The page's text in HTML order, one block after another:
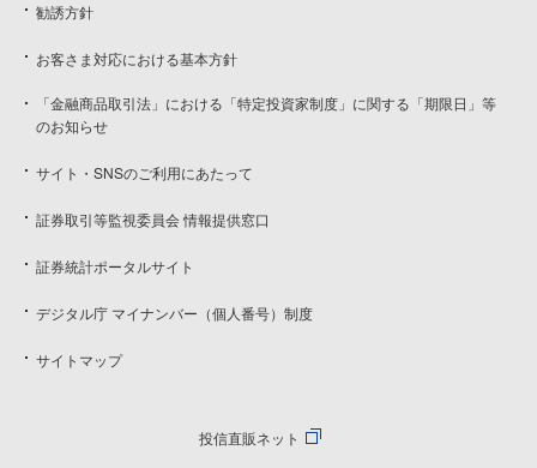
勧誘方針
お客さま対応における基本方針
「金融商品取引法」における「特定投資家制度」に関する「期限日」等
のお知らせ
サイト・SNSのご利用にあたって
証券取引等監視委員会 情報提供窓口
証券統計ポータルサイト
デジタル庁 マイナンバー（個人番号）制度
サイトマップ
投信直販ネット